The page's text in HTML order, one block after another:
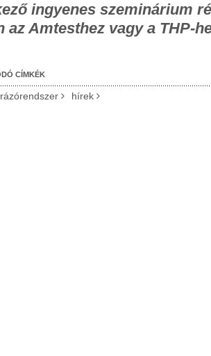
ingyenes szeminárium
az Amtesthez vagy a THP-
CÍMKÉK
hírek